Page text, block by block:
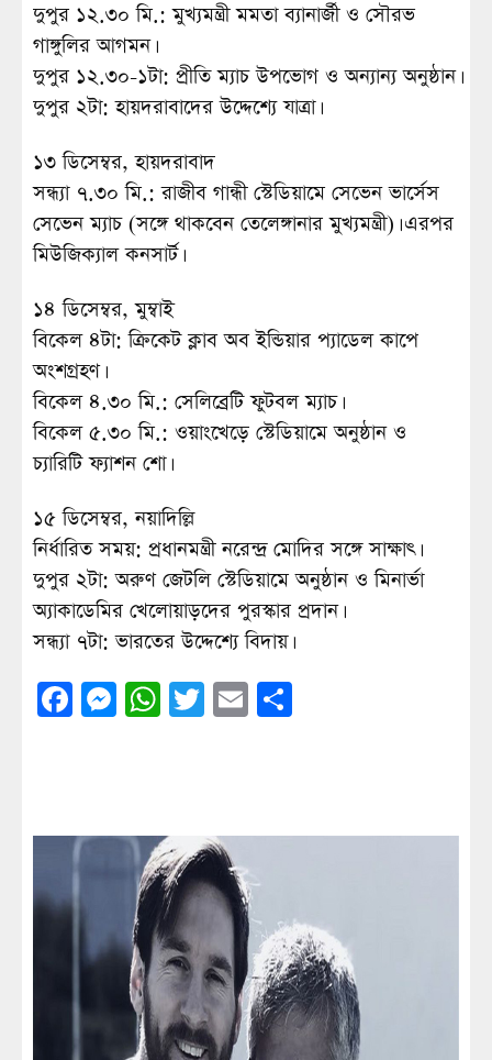
দুপুর ১২.৩০ মি.: মুখ্যমন্ত্রী মমতা ব্যানার্জী ও সৌরভ
গাঙ্গুলির আগমন।
দুপুর ১২.৩০-১টা: প্রীতি ম্যাচ উপভোগ ও অন্যান্য অনুষ্ঠান।
দুপুর ২টা: হায়দরাবাদের উদ্দেশ্যে যাত্রা।
১৩ ডিসেম্বর, হায়দরাবাদ
সন্ধ্যা ৭.৩০ মি.: রাজীব গান্ধী স্টেডিয়ামে সেভেন ভার্সেস
সেভেন ম্যাচ (সঙ্গে থাকবেন তেলেঙ্গানার মুখ্যমন্ত্রী)। এরপর
মিউজিক্যাল কনসার্ট।
১৪ ডিসেম্বর, মুম্বাই
বিকেল ৪টা: ক্রিকেট ক্লাব অব ইন্ডিয়ার প্যাডেল কাপে
অংশগ্রহণ।
বিকেল ৪.৩০ মি.: সেলিব্রেটি ফুটবল ম্যাচ।
বিকেল ৫.৩০ মি.: ওয়াংখেড়ে স্টেডিয়ামে অনুষ্ঠান ও
চ্যারিটি ফ্যাশন শো।
১৫ ডিসেম্বর, নয়াদিল্লি
নির্ধারিত সময়: প্রধানমন্ত্রী নরেন্দ্র মোদির সঙ্গে সাক্ষাৎ।
দুপুর ২টা: অরুণ জেটলি স্টেডিয়ামে অনুষ্ঠান ও মিনার্ভা
অ্যাকাডেমির খেলোয়াড়দের পুরস্কার প্রদান।
সন্ধ্যা ৭টা: ভারতের উদ্দেশ্যে বিদায়।
Facebook
Messenger
WhatsApp
Twitter
Email